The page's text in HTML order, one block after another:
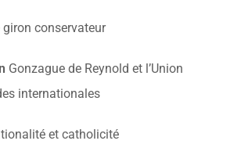
conservateur
Gonzague de Reynold et l’Union
internationales
et catholicité